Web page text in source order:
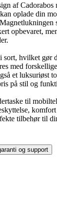
af Cadorabos
oplade din
opbevaret,
sort, hvilket gør
med
et luksuriøst
på stil og
til
tilbehør til
og support